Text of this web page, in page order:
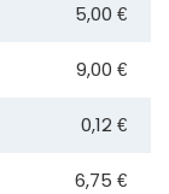
5,00 €
9,00 €
0,12 €
6,75 €